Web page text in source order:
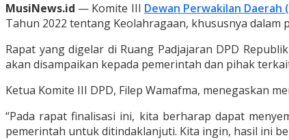
MusiNews.id — Komite III Dewan Perwakilan Daerah
Tahun 2022 tentang Keolahragaan, khususnya dalam
Rapat yang digelar di Ruang Padjajaran DPD
akan disampaikan kepada pemerintah dan pihak
Ketua Komite III DPD, Filep Wamafma, menegaskan
“Pada rapat finalisasi ini, kita berharap dapat
pemerintah untuk ditindaklanjuti. Kita ingin, hasil ini